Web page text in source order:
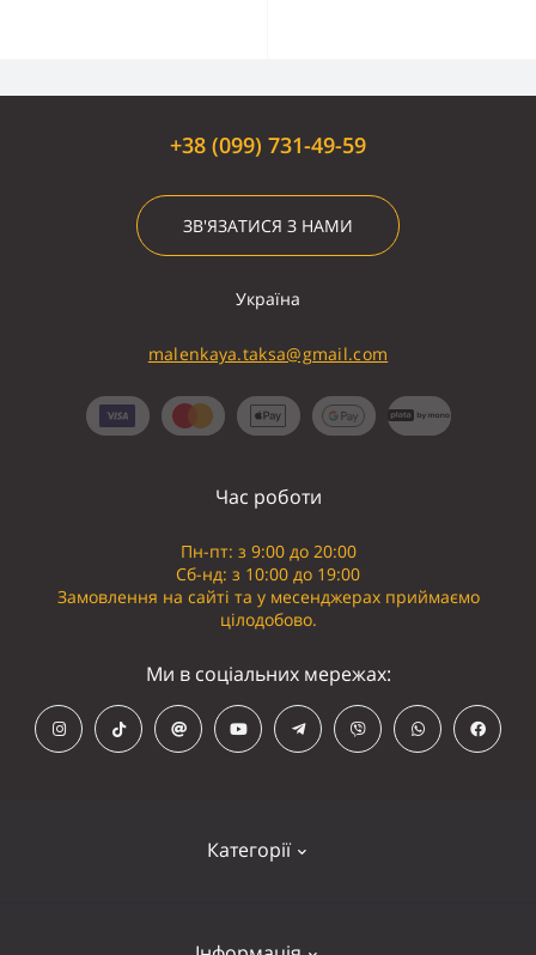
+38 (099) 731-49-59
ЗВ'ЯЗАТИСЯ З НАМИ
Україна
malenkaya.taksa@gmail.com
Категорії
Час роботи
Пн-пт: з 9:00 до 20:00
Сб-нд: з 10:00 до 19:00
Замовлення на сайті та у месенджерах приймаємо
цілодобово.
Ми в соціальних мережах: